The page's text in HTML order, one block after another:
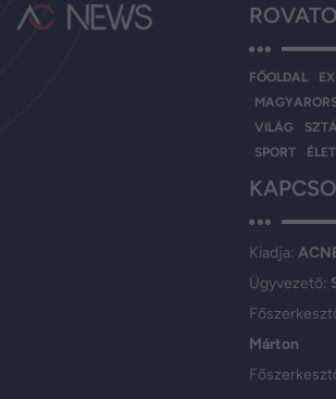
FŐOLDAL
VILÁG
SPORT
Kiadja:
Ügyvezető:
Márton